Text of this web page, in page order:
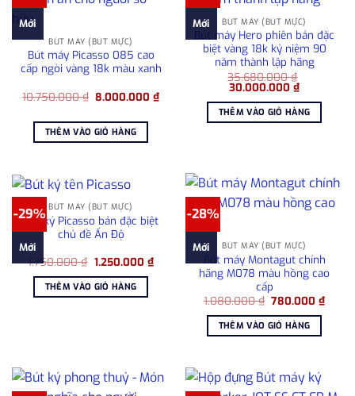
Mới
BÚT MÁY (BÚT MỰC)
Bút máy Picasso 085 cao
cấp ngòi vàng 18k màu xanh
10.750.000₫ Giá
10.750.000 ₫.
8.000.000₫Giá
hiện
THÊM VÀO GIỎ HÀNG
Mới BÚT MÁY (BÚT MỰC)
Bút máy Hero phiên bản đặc
biệt vàng 18k kỷ niệm 90
năm thành lập hãng
35.680.000₫
Giá
là:
35.680.000 ₫.
30.000.000 ₫Giá
hiện
tại
là:
THÊM VÀO GIỎ HÀNG
-29%
Mới
BÚT MÁY (BÚT MỰC)
Bút ký Picasso bản đặc biệt
chủ đề Ấn Độ
1.750.000₫ Giá
là:
1.750.000 ₫.
1.250.000 ₫Giá
hiện
1.250.000 ₫.
THÊM VÀO GIỎ HÀNG
-28%
Mới BÚT MÁY (BÚT MỰC)
Bút máy Montagut chính
hãng M078 màu hồng cao
cấp
1.080.000₫ Giá
là:
1.080.000 ₫.
780.000₫Giá
hiện
THÊM VÀO GIỎ HÀNG